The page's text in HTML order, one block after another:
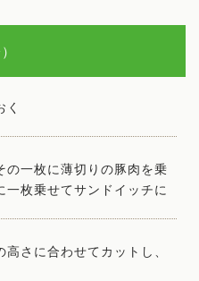
の一枚に薄切りの豚肉を乗
一枚乗せてサンドイッチに
さに合わせてカットし、